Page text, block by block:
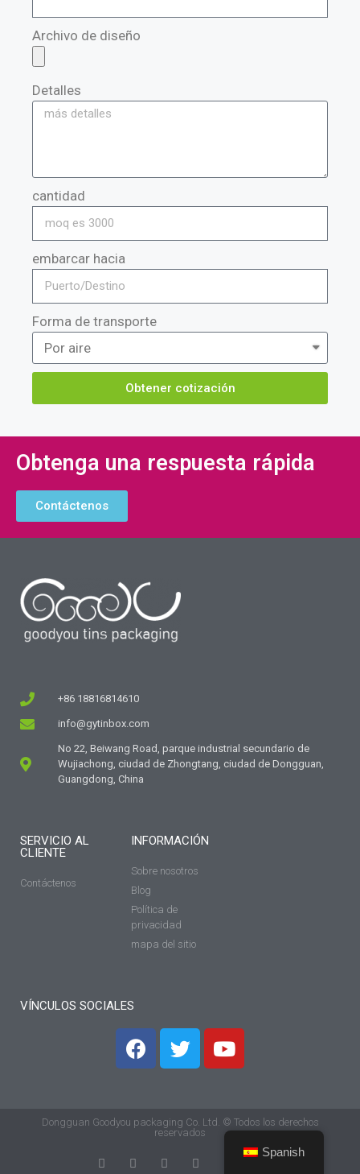
Archivo de diseño
Detalles
cantidad
embarcar hacia
Forma de transporte
Obtener cotización
Obtenga una respuesta rápida
Contáctenos
+86 18816814610
info@gytinbox.com
No 22, Beiwang Road, parque industrial secundario de
Wujiachong, ciudad de Zhongtang, ciudad de Dongguan,
Guangdong, China
SERVICIO AL
CLIENTE
Contáctenos
INFORMACIÓN
Sobre nosotros
Blog
Política de
privacidad
mapa del sitio
VÍNCULOS SOCIALES
Dongguan Goodyou packaging Co. Ltd. © Todos los derechos
reservados
Spanish